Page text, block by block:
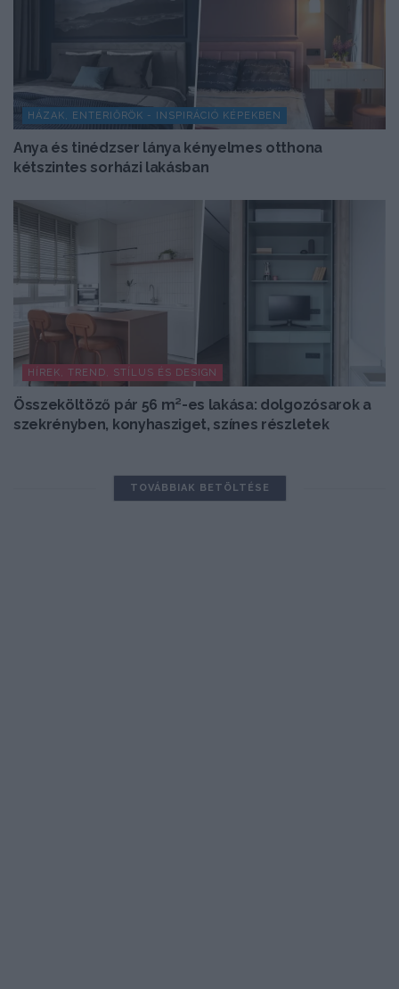
HÁZAK, ENTERIŐRÖK - INSPIRÁCIÓ KÉPEKBEN
Anya és tinédzser lánya kényelmes otthona
kétszintes sorházi lakásban
HÍREK, TREND, STÍLUS ÉS DESIGN
Összeköltöző pár 56 m²-es lakása: dolgozósarok a
szekrényben, konyhasziget, színes részletek
TOVÁBBIAK BETÖLTÉSE